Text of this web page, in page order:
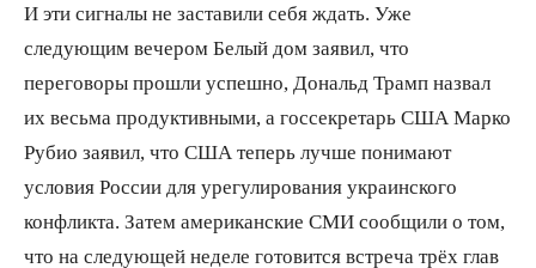
И эти сигналы не заставили себя ждать. Уже
следующим вечером Белый дом заявил, что
переговоры прошли успешно, Дональд Трамп назвал
их весьма продуктивными, а госсекретарь США Марко
Рубио заявил, что США теперь лучше понимают
условия России для урегулирования украинского
конфликта. Затем американские СМИ сообщили о том,
что на следующей неделе готовится встреча трёх глав